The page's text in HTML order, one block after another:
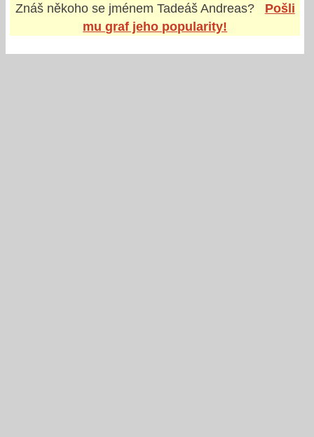
Znáš někoho se jménem Tadeáš Andreas?
Pošli
mu graf jeho popularity!